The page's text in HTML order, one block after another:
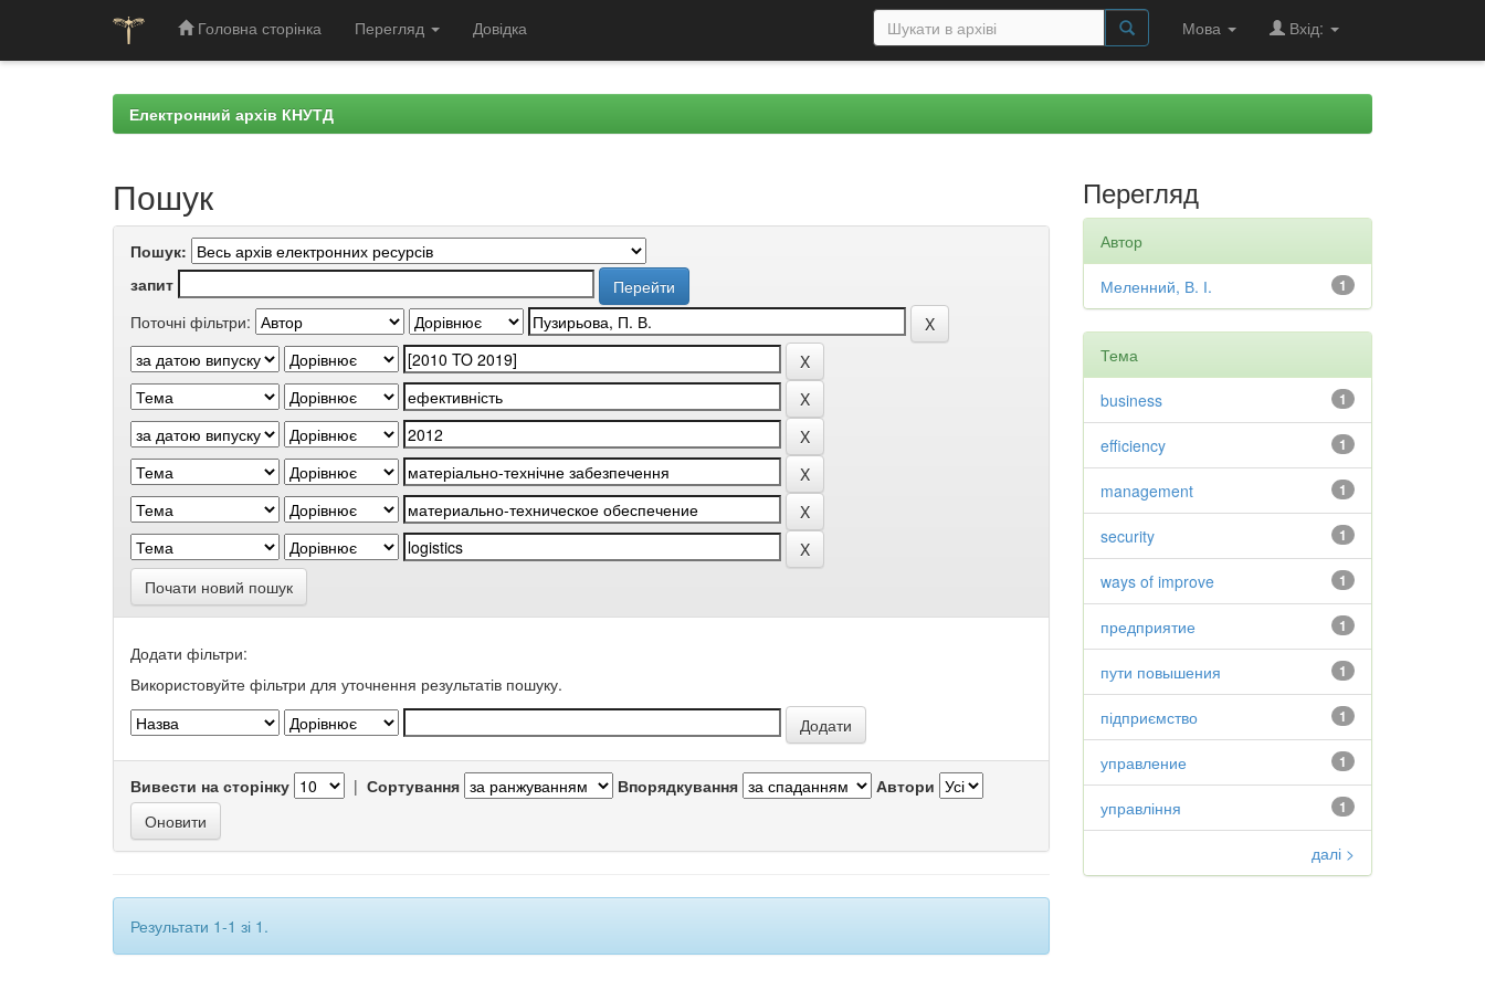
Головна сторінка Перегляд Довідка Мова Вхід:
Електронний архів КНУТД
Пошук
Пошук:
запит
Поточні фільтри:
Почати новий пошук
Додати фільтри:
Використовуйте фільтри для уточнення результатів пошуку.
Вивести на сторінку | Сортування Впорядкування Автори
Результати 1-1 зі 1.
Перегляд
Автор
1
Меленний, В. І.
Тема
1
business
1
efficiency
1
management
1
security
1
ways of improve
1
предприятие
1
пути повышения
1
підприємство
1
управление
1
управління
далі >